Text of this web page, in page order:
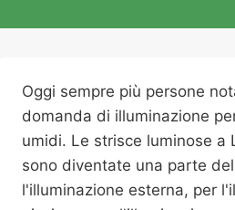
Oggi sempre più persone
domanda di illuminazione
umidi. Le strisce luminose a
sono diventate una parte
l'illuminazione esterna, per